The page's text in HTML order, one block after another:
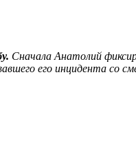
Сначала Анатолий
его инцидента со